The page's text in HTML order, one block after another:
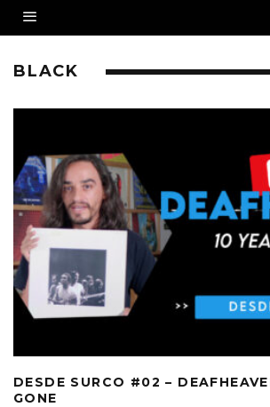
BLACK
DESDE SURCO #02 –
GONE